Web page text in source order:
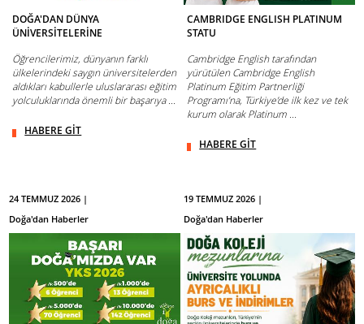
DOĞA'DAN DÜNYA
ÜNİVERSİTELERİNE
Öğrencilerimiz, dünyanın farklı
ülkelerindeki saygın üniversitelerden
aldıkları kabullerle uluslararası eğitim
yolculuklarında önemli bir başarıya ...
HABERE GİT
CAMBRIDGE ENGLISH PLATINUM
STATU
Cambridge English tarafından
yürütülen Cambridge English
Platinum Eğitim Partnerliği
Programı’na, Türkiye’de ilk kez ve tek
kurum olarak Platinum ...
HABERE GİT
24 TEMMUZ 2026 |
Doğa'dan Haberler
19 TEMMUZ 2026 |
Doğa'dan Haberler